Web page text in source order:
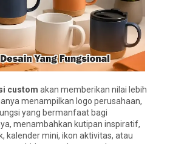
custom akan memberikan nilai lebih
menampilkan logo perusahaan,
yang bermanfaat bagi
menambahkan kutipan inspiratif,
kalender mini, ikon aktivitas, atau